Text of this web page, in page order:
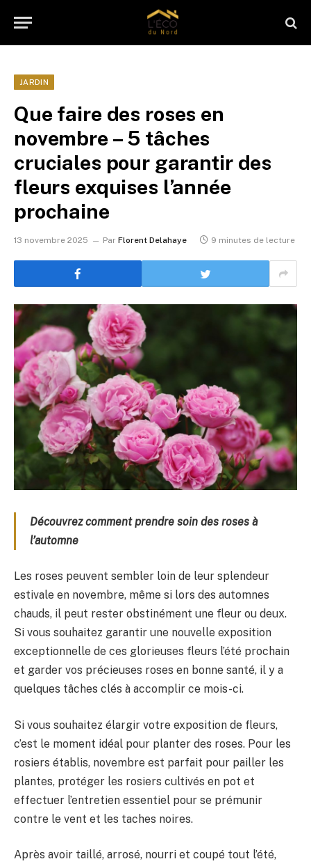
JARDIN
Que faire des roses en
novembre – 5 tâches
cruciales pour garantir des
fleurs exquises l’année
prochaine
13 novembre 2025 Par Florent Delahaye 9 minutes de lecture
Découvrez comment prendre soin des roses à
l’automne
Les roses peuvent sembler loin de leur splendeur
estivale en novembre, même si lors des automnes
chauds, il peut rester obstinément une fleur ou deux.
Si vous souhaitez garantir une nouvelle exposition
exceptionnelle de ces glorieuses fleurs l’été prochain
et garder vos précieuses roses en bonne santé, il y a
quelques tâches clés à accomplir ce mois-ci.
Si vous souhaitez élargir votre exposition de fleurs,
c’est le moment idéal pour planter des roses. Pour les
rosiers établis, novembre est parfait pour pailler les
plantes, protéger les rosiers cultivés en pot et
effectuer l’entretien essentiel pour se prémunir
contre le vent et les taches noires.
Après avoir taillé, arrosé, nourri et coupé tout l’été,